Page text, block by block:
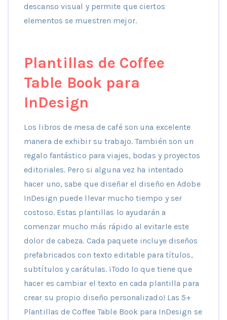
descanso visual y permite que ciertos
elementos se muestren mejor.
Plantillas de Coffee
Table Book para
InDesign
Los libros de mesa de café son una excelente
manera de exhibir su trabajo. También son un
regalo fantástico para viajes, bodas y proyectos
editoriales. Pero si alguna vez ha intentado
hacer uno, sabe que diseñar el diseño en Adobe
InDesign puede llevar mucho tiempo y ser
costoso. Estas plantillas lo ayudarán a
comenzar mucho más rápido al evitarle este
dolor de cabeza. Cada paquete incluye diseños
prefabricados con texto editable para títulos,
subtítulos y carátulas. ¡Todo lo que tiene que
hacer es cambiar el texto en cada plantilla para
crear su propio diseño personalizado! Las 5+
Plantillas de Coffee Table Book para InDesign se